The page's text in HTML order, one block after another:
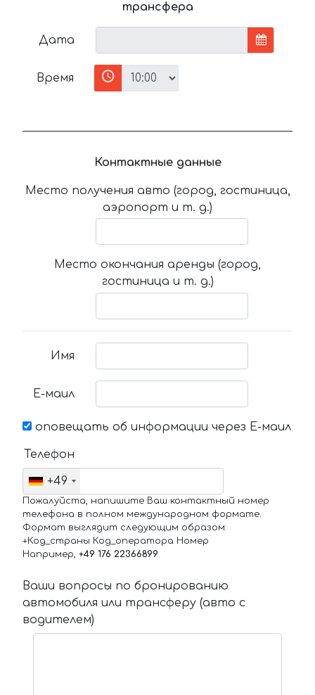
трансфера
Дата
Время
Контактные данные
Место получения авто (город, гостиница,
аэропорт и т. д.)
Место окончания аренды (город,
гостиница и т. д.)
Имя
Е-маил
оповещать об информации через Е-маил
Телефон
+49
Пожалуйста, напишите Ваш контактный номер
телефона в полном международном формате.
Формат выглядит следующим образом:
+Код_страны Код_оператора Номер
Например, +49 176 22366899
Ваши вопросы по бронированию
автомобиля или трансферу (авто с
водителем)